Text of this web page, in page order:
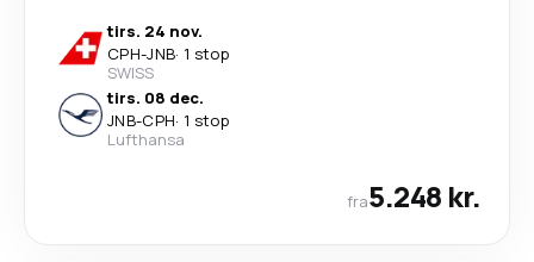
tirs. 24 nov.
CPH-JNB· 1 stop
SWISS
tirs. 08 dec.
JNB-CPH· 1 stop
Lufthansa
fra5.248 kr.